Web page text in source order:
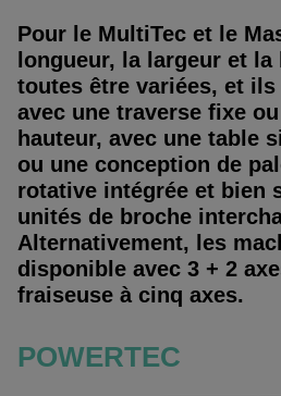
Pour le MultiTec et le
longueur, la largeur et
toutes être variées, et
avec une traverse fixe
hauteur, avec une table
ou une conception de
rotative intégrée et bien
unités de broche
Alternativement, les
disponible avec 3 + 2
fraiseuse à cinq axes.
POWERTEC